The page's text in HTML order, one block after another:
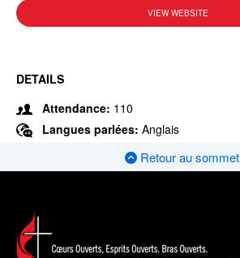
VIEW WEBSITE
DETAILS
Attendance: 110
Langues parlées: Anglais
Retour au sommet